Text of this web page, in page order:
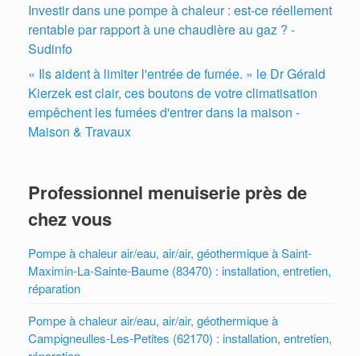
Investir dans une pompe à chaleur : est-ce réellement
rentable par rapport à une chaudière au gaz ? -
Sudinfo
« Ils aident à limiter l'entrée de fumée. » le Dr Gérald
Kierzek est clair, ces boutons de votre climatisation
empêchent les fumées d'entrer dans la maison -
Maison & Travaux
Professionnel menuiserie près de
chez vous
Pompe à chaleur air/eau, air/air, géothermique à Saint-
Maximin-La-Sainte-Baume (83470) : installation, entretien,
réparation
Pompe à chaleur air/eau, air/air, géothermique à
Campigneulles-Les-Petites (62170) : installation, entretien,